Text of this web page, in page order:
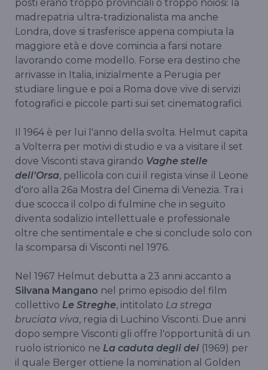
posti erano troppo provinciali o troppo noiosi: la
madrepatria ultra-tradizionalista ma anche
Londra, dove si trasferisce appena compiuta la
maggiore età e dove comincia a farsi notare
lavorando come modello. Forse era destino che
arrivasse in Italia, inizialmente a Perugia per
studiare lingue e poi a Roma dove vive di servizi
fotografici e piccole parti sui set cinematografici.
Il 1964 è per lui l'anno della svolta. Helmut capita
a Volterra per motivi di studio e va a visitare il set
dove Visconti stava girando Vaghe stelle
dell'Orsa, pellicola con cui il regista vinse il Leone
d'oro alla 26a Mostra del Cinema di Venezia. Tra i
due scocca il colpo di fulmine che in seguito
diventa sodalizio intellettuale e professionale
oltre che sentimentale e che si conclude solo con
la scomparsa di Visconti nel 1976.
Nel 1967 Helmut debutta a 23 anni accanto a
Silvana Mangano nel primo episodio del film
collettivo Le Streghe, intitolato La strega
bruciata viva, regia di Luchino Visconti. Due anni
dopo sempre Visconti gli offre l'opportunità di un
ruolo istrionico ne La caduta degli dei (1969) per
il quale Berger ottiene la nomination al Golden